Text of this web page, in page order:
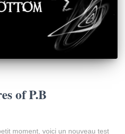
of P.B
moment, voici un nouveau test